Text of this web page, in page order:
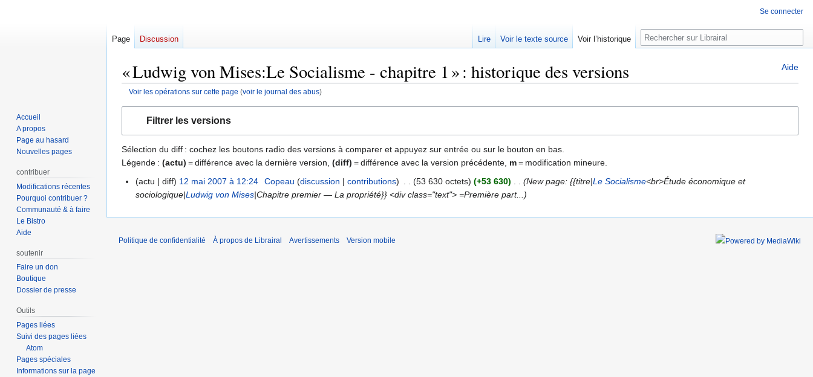
Aide
« Ludwig von Mises:Le Socialisme - chapitre 1 » : historique des versions
Voir les opérations sur cette page (voir le journal des abus)
navigation
recherche
Filtrer les versions
Sélection du diff : cochez les boutons radio des versions à comparer et appuyez sur entrée ou sur le bouton en bas.
Légende : (actu) = différence avec la dernière version, (diff) = différence avec la version précédente, m= modification mineure.
12
actu diff 12 mai 2007 à 12:24 Copeau discussion contributions 53 630 octets +53 630 New page: {{titre|Le Socialisme<br>Étude économique et
sociologique|Ludwig von Mises|Chapitre premier — La propriété}} <div class="text"> =Première part...
Se connecter
Page Discussion Lire Voir le texte source Voir l’historique Rechercher
Accueil
A propos
Page au hasard
Nouvelles pages
contribuer
Modifications récentes
Pourquoi contribuer ?
Communauté & à faire
Le Bistro
Aide
soutenir
Faire un don
Boutique
Dossier de presse
Outils
Pages liées
Suivi des pages liées
Atom
Pages spéciales
Informations sur la page
Politique de confidentialité À propos de Librairal Avertissements Version mobile